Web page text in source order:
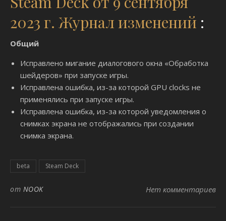
2023 г. Журнал изменений :
Общий
Исправлено мигание диалогового окна «Обработка
шейдеров» при запуске игры.
Исправлена ​​ошибка, из-за которой GPU clocks не
применялись при запуске игры.
Исправлена ​​ошибка, из-за которой уведомления о
снимках экрана не отображались при создании
снимка экрана.
beta Steam Deck
от NOOK Нет комментариев